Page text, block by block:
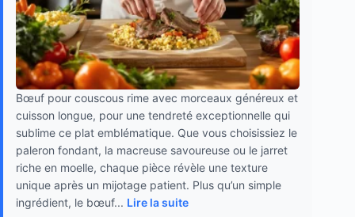
Bœuf pour couscous rime avec morceaux généreux et
cuisson longue, pour une tendreté exceptionnelle qui
sublime ce plat emblématique. Que vous choisissiez le
paleron fondant, la macreuse savoureuse ou le jarret
riche en moelle, chaque pièce révèle une texture
unique après un mijotage patient. Plus qu’un simple
ingrédient, le bœuf... Lire la suite